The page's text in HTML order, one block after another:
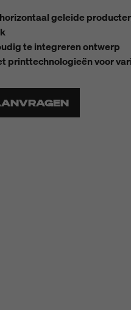
geleide
te integreren ontwerp
printtechnologieën voor